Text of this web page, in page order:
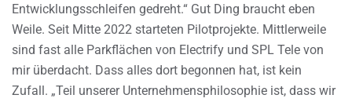
Entwicklungsschleifen gedreht.“ Gut Ding braucht eben
Weile. Seit Mitte 2022 starteten Pilotprojekte. Mittlerweile
sind fast alle Parkflächen von Electrify und SPL Tele von
mir überdacht. Dass alles dort begonnen hat, ist kein
Zufall. „Teil unserer Unternehmensphilosophie ist, dass wir